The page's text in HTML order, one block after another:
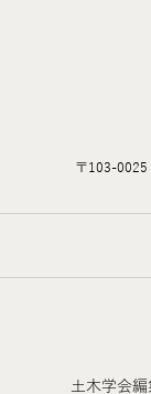
〒103-
土木学会編